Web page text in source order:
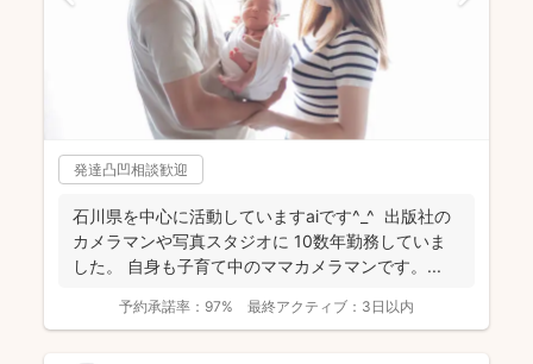
発達凸凹相談歓迎
石川県を中心に活動していますaiです^_^ 出版社の
カメラマンや写真スタジオに 10数年勤務していま
した。 自身も子育て中のママカメラマンです。...
予約承諾率： 97% 最終アクティブ： 3日以内